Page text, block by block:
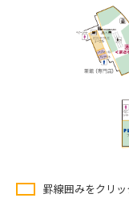
罫線囲みをクリッ